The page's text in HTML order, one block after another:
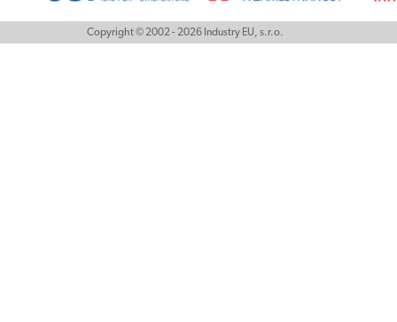
Copyright © 2002 - 2026 Industry EU, s.r.o.